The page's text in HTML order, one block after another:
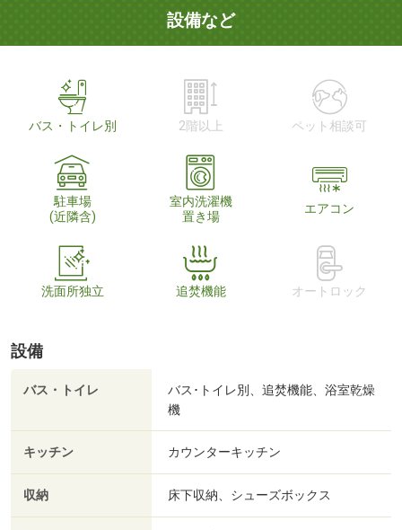
設備など
バス・トイレ別 2階以上 ペット相談可
駐車場
(近隣含)
室内洗濯機
置き場
エアコン
洗面所独立 追焚機能 オートロック
設備
バス・トイレ
バス･トイレ別、追焚機能、浴室乾燥
機
キッチン カウンターキッチン
収納 床下収納、シューズボックス